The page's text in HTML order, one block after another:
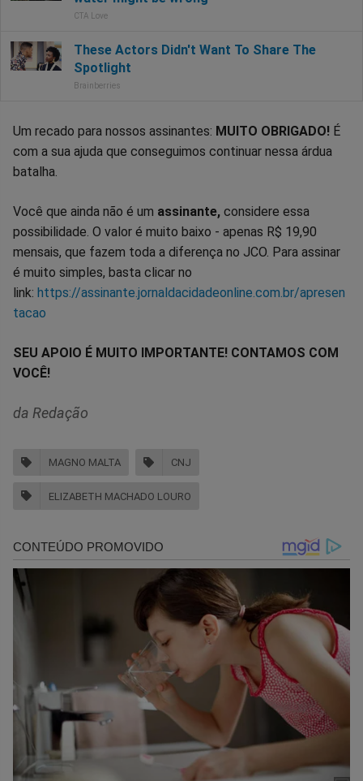
Um recado para nossos assinantes: MUITO OBRIGADO! É
com a sua ajuda que conseguimos continuar nessa árdua
batalha.
Você que ainda não é um assinante, considere essa
possibilidade. O valor é muito baixo - apenas R$ 19,90
mensais, que fazem toda a diferença no JCO. Para assinar
é muito simples, basta clicar no
link: https://assinante.jornaldacidadeonline.com.br/apresen
tacao
SEU APOIO É MUITO IMPORTANTE! CONTAMOS COM
VOCÊ!
da Redação
MAGNO MALTA CNJ
ELIZABETH MACHADO LOURO